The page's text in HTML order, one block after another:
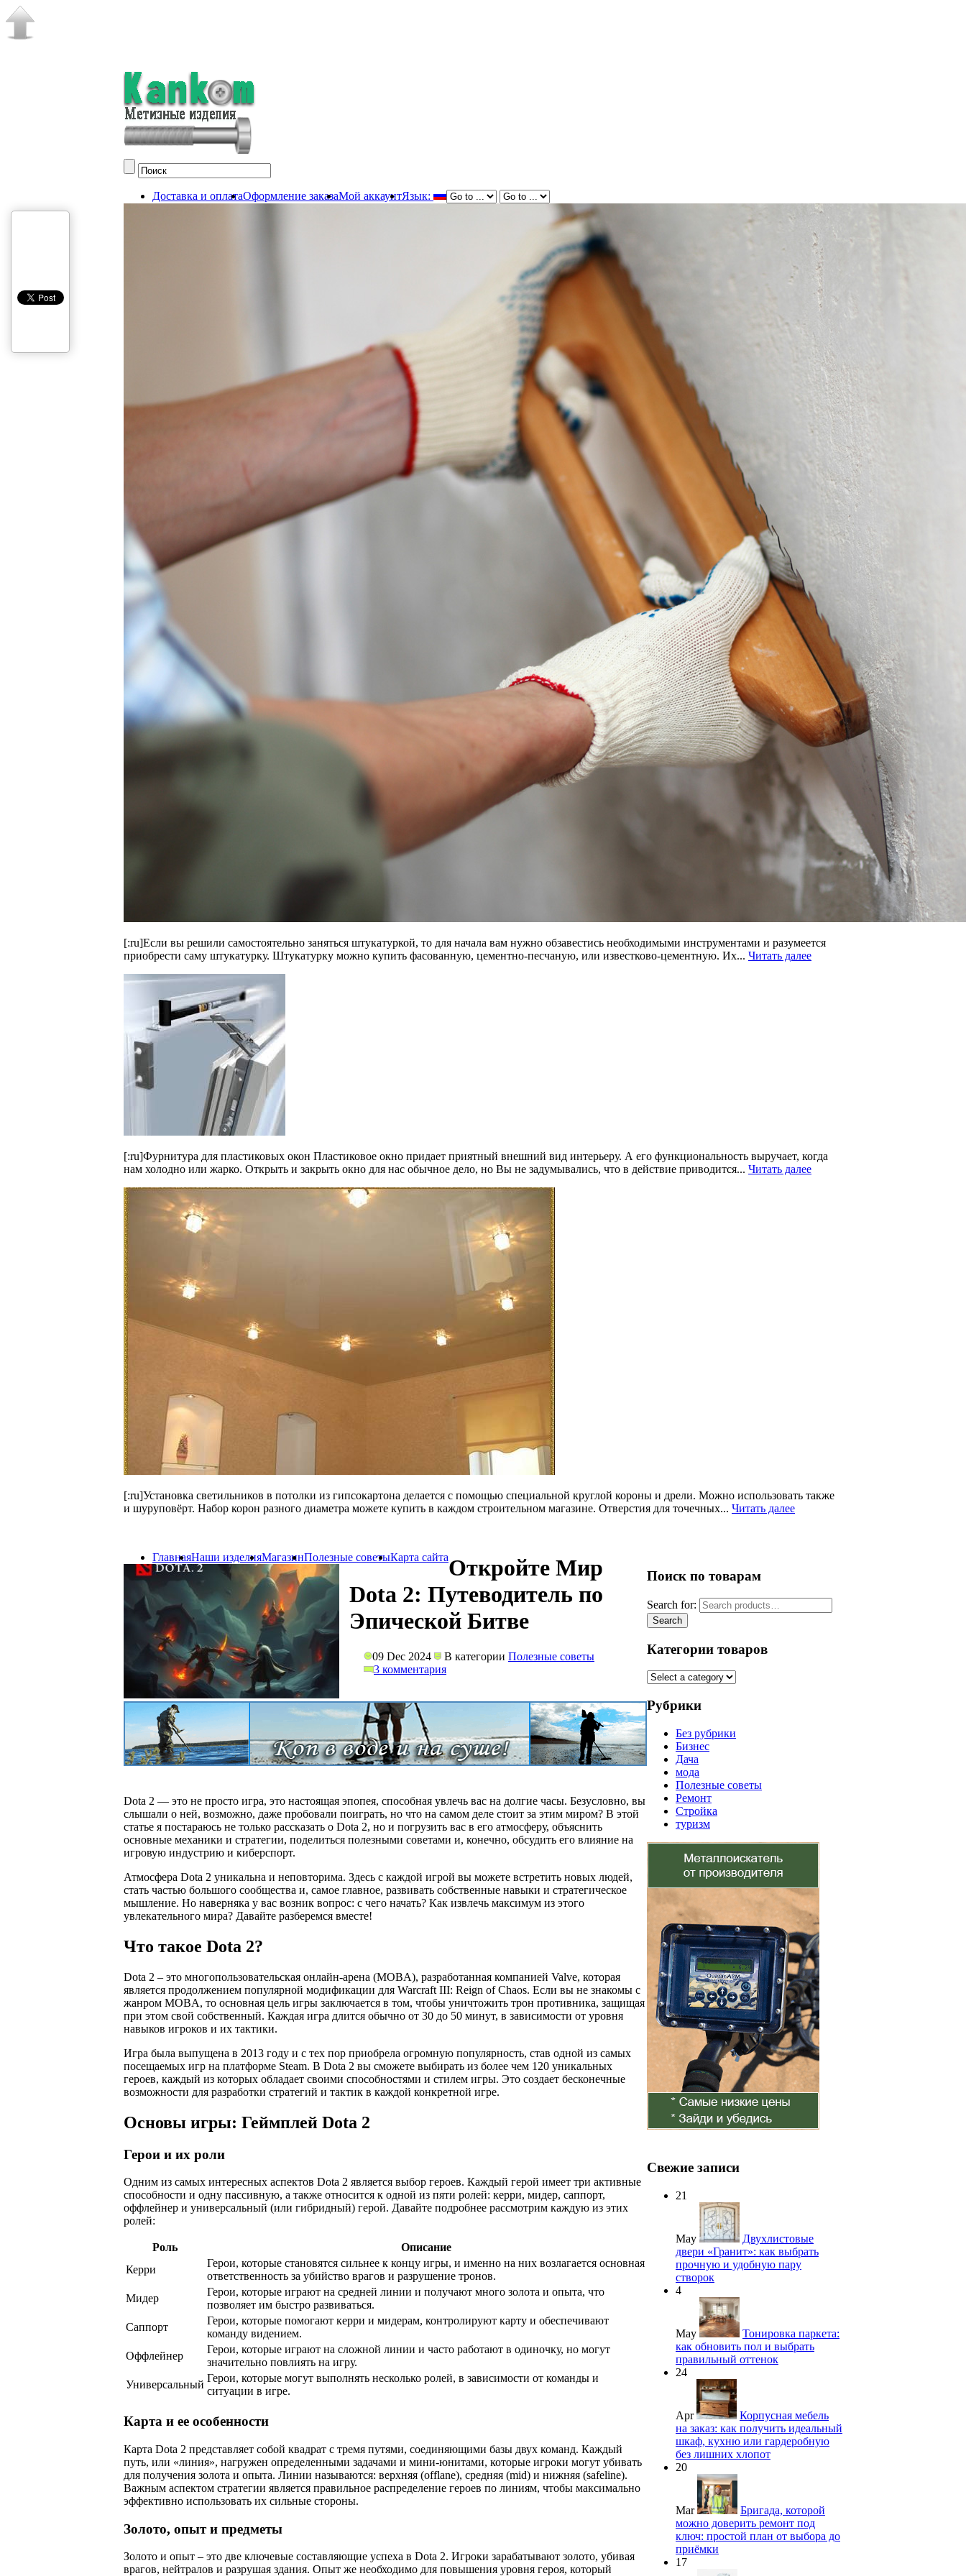
Доставка и оплатаОформление заказаМой аккаунтЯзык:
[:ru]Если вы решили самостоятельно заняться штукатуркой, то для начала вам нужно обзавестись необходимыми инструментами и разумеется
приобрести саму штукатурку. Штукатурку можно купить фасованную, цементно-песчаную, или известково-цементную. Их... Читать далее
[:ru]Фурнитура для пластиковых окон Пластиковое окно придает приятный внешний вид интерьеру. А его функциональность выручает, когда
нам холодно или жарко. Открыть и закрыть окно для нас обычное дело, но Вы не задумывались, что в действие приводится... Читать далее
[:ru]Установка светильников в потолки из гипсокартона делается с помощью специальной круглой короны и дрели. Можно использовать также
и шуруповёрт. Набор корон разного диаметра можете купить в каждом строительном магазине. Отверстия для точечных... Читать далее
ГлавнаяНаши изделияМагазинПолезные советыКарта сайта
Поиск по товарам
Search for:
Search
Категории товаров
Рубрики
Без рубрики
Бизнес
Дача
мода
Полезные советы
Ремонт
Стройка
туризм
Свежие записи
21
May
Двухлистовые
двери «Гранит»: как выбрать
прочную и удобную пару
створок
4
May
Тонировка паркета:
как обновить пол и выбрать
правильный оттенок
24
Apr
Корпусная мебель
на заказ: как получить идеальный
шкаф, кухню или гардеробную
без лишних хлопот
20
Mar
Бригада, которой
можно доверить ремонт под
ключ: простой план от выбора до
приёмки
17
Откройте Мир
Dota 2: Путеводитель по
Эпической Битве
09 Dec 2024 В категории Полезные советы
3 комментария
Dota 2 — это не просто игра, это настоящая эпопея, способная увлечь вас на долгие часы. Безусловно, вы
слышали о ней, возможно, даже пробовали поиграть, но что на самом деле стоит за этим миром? В этой
статье я постараюсь не только рассказать о Dota 2, но и погрузить вас в его атмосферу, объяснить
основные механики и стратегии, поделиться полезными советами и, конечно, обсудить его влияние на
игровую индустрию и киберспорт.
Атмосфера Dota 2 уникальна и неповторима. Здесь с каждой игрой вы можете встретить новых людей,
стать частью большого сообщества и, самое главное, развивать собственные навыки и стратегическое
мышление. Но наверняка у вас возник вопрос: с чего начать? Как извлечь максимум из этого
увлекательного мира? Давайте разберемся вместе!
Что такое Dota 2?
Dota 2 – это многопользовательская онлайн-арена (MOBA), разработанная компанией Valve, которая
является продолжением популярной модификации для Warcraft III: Reign of Chaos. Если вы не знакомы с
жанром MOBA, то основная цель игры заключается в том, чтобы уничтожить трон противника, защищая
при этом свой собственный. Каждая игра длится обычно от 30 до 50 минут, в зависимости от уровня
навыков игроков и их тактики.
Игра была выпущена в 2013 году и с тех пор приобрела огромную популярность, став одной из самых
посещаемых игр на платформе Steam. В Dota 2 вы сможете выбирать из более чем 120 уникальных
героев, каждый из которых обладает своими способностями и стилем игры. Это создает бесконечные
возможности для разработки стратегий и тактик в каждой конкретной игре.
Основы игры: Геймплей Dota 2
Герои и их роли
Одним из самых интересных аспектов Dota 2 является выбор героев. Каждый герой имеет три активные
способности и одну пассивную, а также относится к одной из пяти ролей: керри, мидер, саппорт,
оффлейнер и универсальный (или гибридный) герой. Давайте подробнее рассмотрим каждую из этих
ролей:
Роль
Описание
Керри
Герои, которые становятся сильнее к концу игры, и именно на них возлагается основная
ответственность за убийство врагов и разрушение тронов.
Мидер
Герои, которые играют на средней линии и получают много золота и опыта, что
позволяет им быстро развиваться.
Саппорт
Герои, которые помогают керри и мидерам, контролируют карту и обеспечивают
команду видением.
Оффлейнер
Герои, которые играют на сложной линии и часто работают в одиночку, но могут
значительно повлиять на игру.
Универсальный
Герои, которые могут выполнять несколько ролей, в зависимости от команды и
ситуации в игре.
Карта и ее особенности
Карта Dota 2 представляет собой квадрат с тремя путями, соединяющими базы двух команд. Каждый
путь, или «линия», нагружен определенными задачами и мини-юнитами, которые игроки могут убивать
для получения золота и опыта. Линии называются: верхняя (offlane), средняя (mid) и нижняя (safeline).
Важным аспектом стратегии является правильное распределение героев по линиям, чтобы максимально
эффективно использовать их сильные стороны.
Золото, опыт и предметы
Золото и опыт – это две ключевые составляющие успеха в Dota 2. Игроки зарабатывают золото, убивая
врагов, нейтралов и разрушая здания. Опыт же необходимо для повышения уровня героя, который